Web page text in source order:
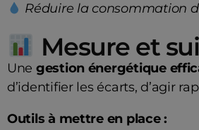
Réduire la consommation
Mesure et
Une gestion énergétique
d’identifier les écarts, d’agir
Outils à mettre en place :